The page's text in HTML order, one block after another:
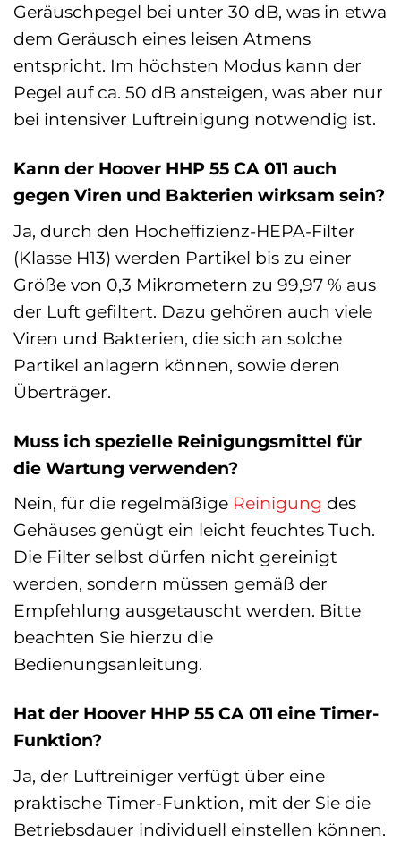
Geräuschpegel bei unter 30 dB, was in etwa
dem Geräusch eines leisen Atmens
entspricht. Im höchsten Modus kann der
Pegel auf ca. 50 dB ansteigen, was aber nur
bei intensiver Luftreinigung notwendig ist.
Kann der Hoover HHP 55 CA 011 auch
gegen Viren und Bakterien wirksam sein?
Ja, durch den Hocheffizienz-HEPA-Filter
(Klasse H13) werden Partikel bis zu einer
Größe von 0,3 Mikrometern zu 99,97 % aus
der Luft gefiltert. Dazu gehören auch viele
Viren und Bakterien, die sich an solche
Partikel anlagern können, sowie deren
Überträger.
Muss ich spezielle Reinigungsmittel für
die Wartung verwenden?
Nein, für die regelmäßige Reinigung des
Gehäuses genügt ein leicht feuchtes Tuch.
Die Filter selbst dürfen nicht gereinigt
werden, sondern müssen gemäß der
Empfehlung ausgetauscht werden. Bitte
beachten Sie hierzu die
Bedienungsanleitung.
Hat der Hoover HHP 55 CA 011 eine Timer-
Funktion?
Ja, der Luftreiniger verfügt über eine
praktische Timer-Funktion, mit der Sie die
Betriebsdauer individuell einstellen können.